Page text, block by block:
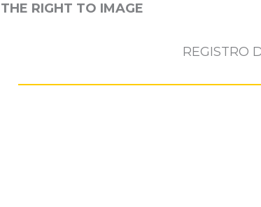
THE RIGHT TO IMAGE
REGISTRO